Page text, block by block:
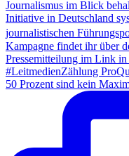
50 Prozent sind kein